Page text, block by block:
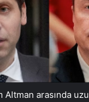
Altman arasında